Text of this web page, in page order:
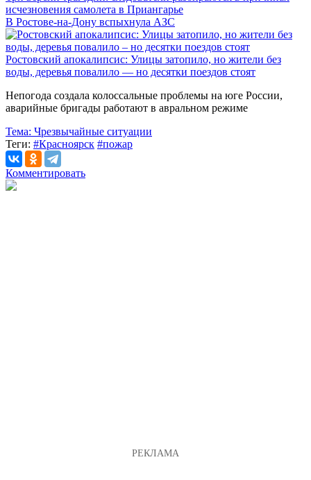
исчезновения самолета в Приангарье
В Ростове-на-Дону вспыхнула АЗС
Ростовский апокалипсис: Улицы затопило, но жители без
воды, деревья повалило — но десятки поездов стоят
Непогода создала колоссальные проблемы на юге России,
аварийные бригады работают в авральном режиме
Тема: Чрезвычайные ситуации
Теги: #Красноярск #пожар
Комментировать